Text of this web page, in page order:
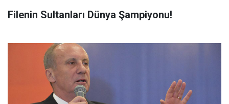
Filenin Sultanları Dünya Şampiyonu!